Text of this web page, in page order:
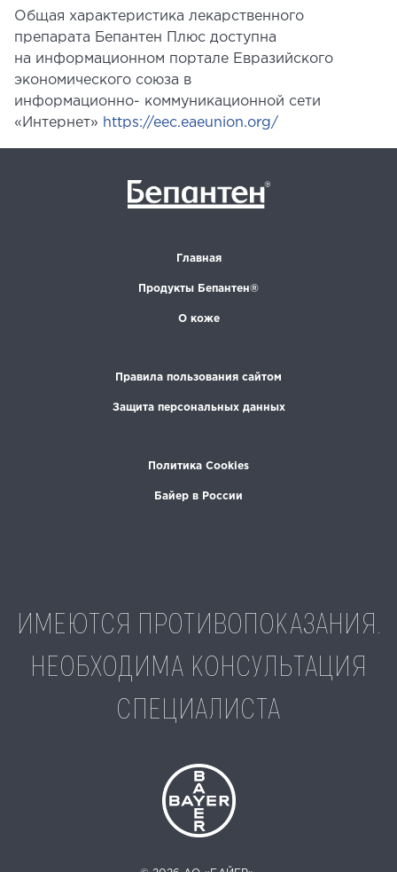
Общая характеристика лекарственного
препарата Бепантен Плюс доступна
на информационном портале Евразийского
экономического союза в
информационно- коммуникационной сети
«Интернет» https://eec.eaeunion.org/
Главная
Продукты Бепантен®
О коже
Правила пользования сайтом
Защита персональных данных
Политика Cookies
Байер в России
ИМЕЮТСЯ ПРОТИВОПОКАЗАНИЯ.
НЕОБХОДИМА КОНСУЛЬТАЦИЯ
СПЕЦИАЛИСТА